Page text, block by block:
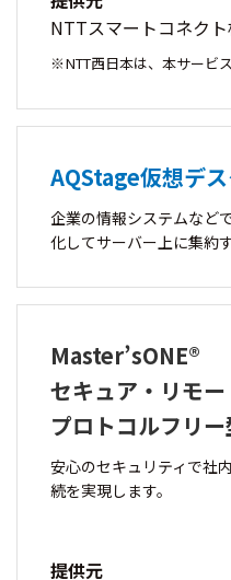
NTTスマートコネク
NTT西日本は、本サービ
AQStage仮想デ
企業の情報システムなど
化してサーバー上に集約
Master’sONE®
セキュア・リモ
プロトコルフリ
安心のセキュリティで社
続を実現します。
提供元